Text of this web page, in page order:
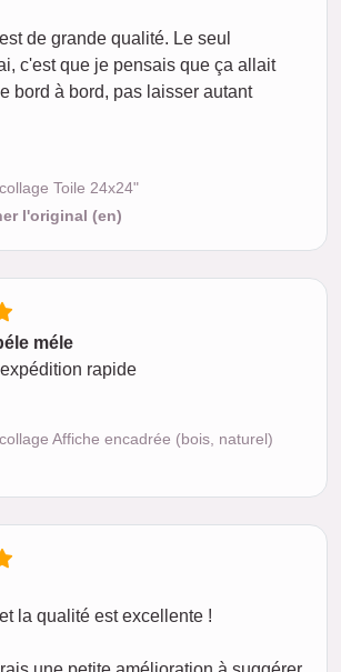
de grande qualité. Le seul
c'est que je pensais que ça allait
bord à bord, pas laisser autant
Toile 24x24"
l'original (en)
méle
rapide
Affiche encadrée (bois, naturel)
la qualité est excellente !